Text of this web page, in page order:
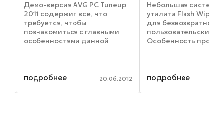
Демо-версия AVG PC Tuneup
2011 содержит все, что
требуется, чтобы
познакомиться с главными
особенностями данной
созданы для того, чтобы
помощью порядок ...
подробнее 20.06.2012
Небольшая
утилита Flash Wiper
для
пользовательских
Особенность
сменных
вся ...
подробнее